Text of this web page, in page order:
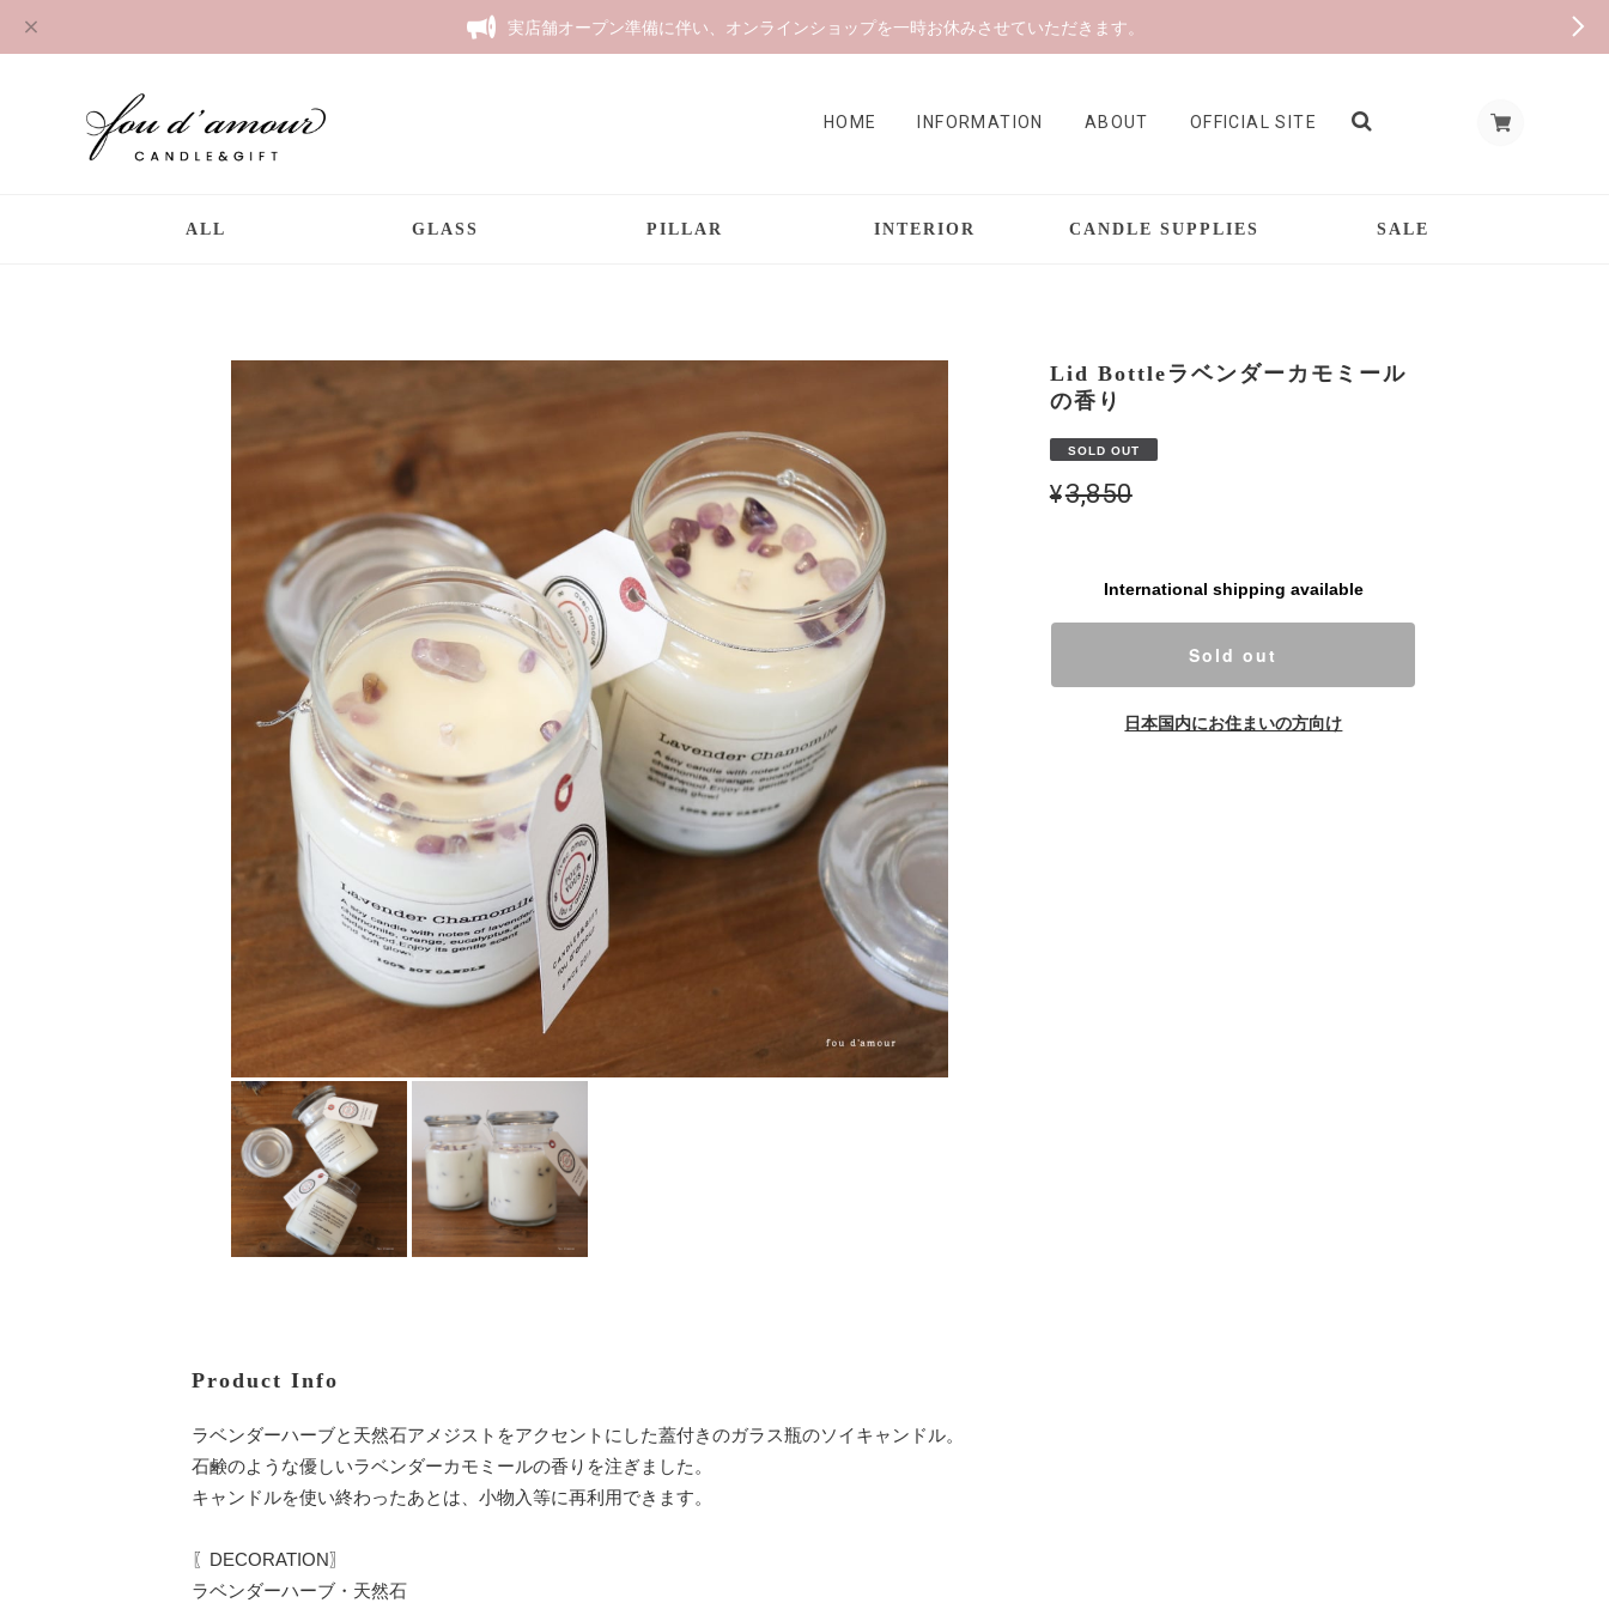
実店舗オープン準備に伴い、オンラインショップを一時お休みさせていただきます。
HOME INFORMATION ABOUT OFFICIAL SITE
ALL GLASS PILLAR INTERIOR CANDLE SUPPLIES SALE
Lid Bottleラベンダーカモミール
の香り
SOLD OUT
¥3,850
International shipping available
Sold out
日本国内にお住まいの方向け
Product Info
ラベンダーハーブと天然石アメジストをアクセントにした蓋付きのガラス瓶のソイキャンドル。
石鹸のような優しいラベンダーカモミールの香りを注ぎました。
キャンドルを使い終わったあとは、小物入等に再利用できます。
〖DECORATION〗
ラベンダーハーブ・天然石